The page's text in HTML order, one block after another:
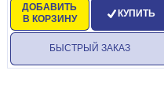
ДОБАВИТЬ
В КОРЗИНУ
КУПИТЬ
БЫСТРЫЙ ЗАКАЗ